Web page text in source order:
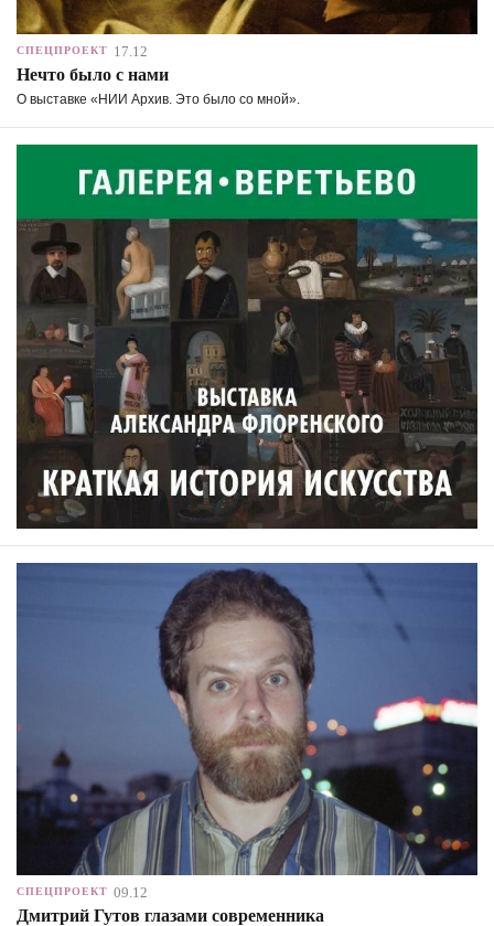
СПЕЦПРОЕКТ 17.12
Нечто было с нами
О выставке «НИИ Архив. Это было со мной».
СПЕЦПРОЕКТ 09.12
Дмитрий Гутов глазами современника